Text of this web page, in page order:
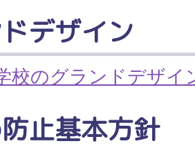
デザイン
校のグランドデザイ
止基本方針